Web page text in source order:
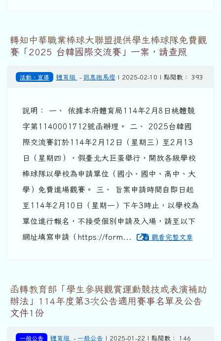
轉知中華職業棒球大聯盟提供學生棒球隊免費觀
賽「2025 台韓國際交流賽」一案，請查照
活動、宣導 體育組 - 訊息跑馬燈| 2025-02-10 | 點閱數： 393
說明： 一、 依據本府體育局114年2月8日桃體競
字第1140001712號函辦理。 二、 2025台韓國
際交流賽訂於114年2月12日（星期三）至2月13
日（星期四），假臺北大巨蛋舉行，開放各級學校
棒球隊以學校為申請單位（國小、國中、高中、大
學）免費進場觀賽。 三、 旨案申請時間自即日起
至114年2月10日（星期一）下午3時止，以學校為
單位進行報名，不接受個別申請及入場，請至以下
網址填寫申請（https://form...
觀看完整文章
函轉教育部「學生參與觀賞運動競技或表演補助
辦法」114年度第3次公告適用賽事名單及公告
文件1份
一般公告 體育組 - 一般公告 | 2025-01-22 | 點閱數： 146